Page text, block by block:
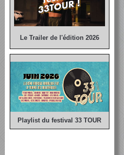
Le Trailer de l'édition 2026
Playlist du festival 33 TOUR